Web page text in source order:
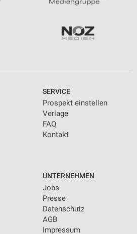
SERVICE
Prospekt einstellen
Verlage
FAQ
Kontakt
UNTERNEHMEN
Jobs
Presse
Datenschutz
AGB
Impressum